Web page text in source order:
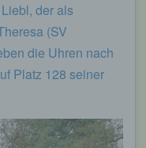
der als
(SV
die Uhren nach
Platz 128 seiner